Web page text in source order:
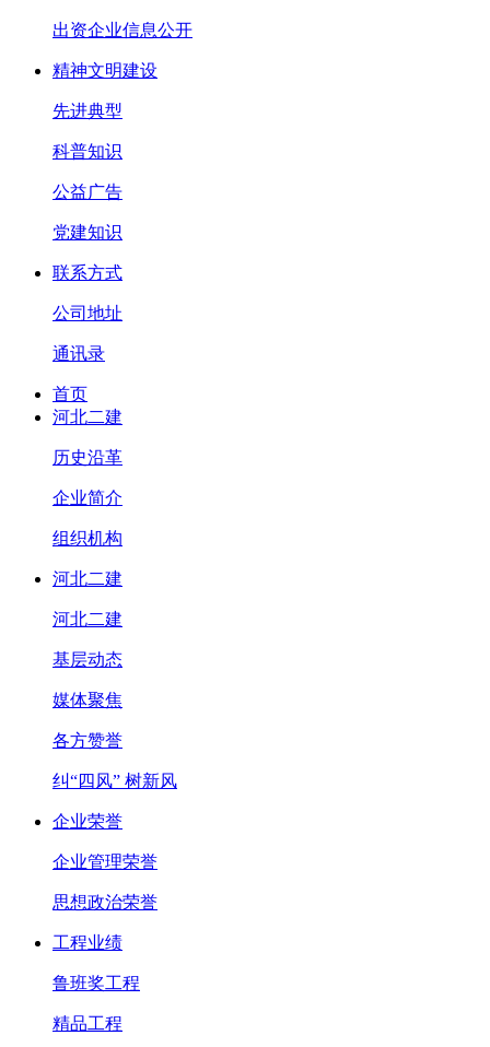
出资企业信息公开
精神文明建设
先进典型
科普知识
公益广告
党建知识
联系方式
公司地址
通讯录
首页
河北二建
历史沿革
企业简介
组织机构
河北二建
河北二建
基层动态
媒体聚焦
各方赞誉
纠“四风” 树新风
企业荣誉
企业管理荣誉
思想政治荣誉
工程业绩
鲁班奖工程
精品工程